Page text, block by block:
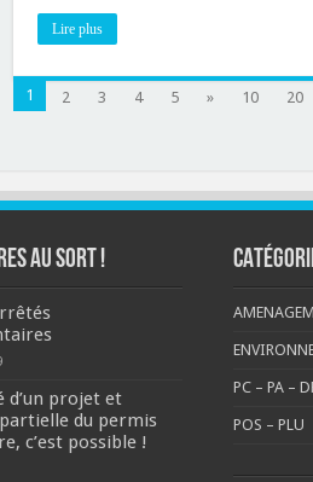
?
Lire plus
1 2 3 4 5 » 10 20
AU SORT !
d’un projet et
du permis
c’est possible !
PC – PA –
POS – PLU